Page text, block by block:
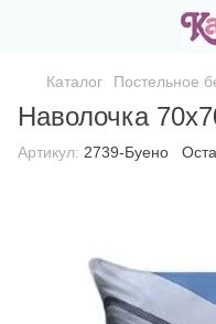
Каталог Постельное
Наволочка
Артикул: 2739-Буено